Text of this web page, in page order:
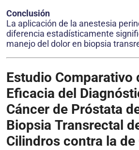
Conclusión
La aplicación de la anestesia
diferencia estadísticamente
manejo del dolor en biopsia
Estudio Comparativo
Eficacia del
Cáncer de Próstata
Biopsia Transrectal
Cilindros contra la de